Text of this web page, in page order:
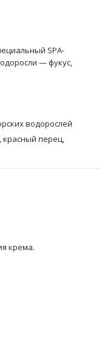
SPA-
— фукус,
комплекс (папаин,
солевой обмен,
и излишней
дермы. Кофеин,
стимулируют
эффект,
на кожу
водорослей
перец,
крема.